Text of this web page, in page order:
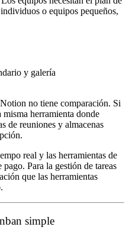
o equipos pequeños,
y galería
no tiene comparación. Si
misma herramienta donde
de reuniones y almacenas
real y las herramientas de
Para la gestión de tareas
que las herramientas
simple